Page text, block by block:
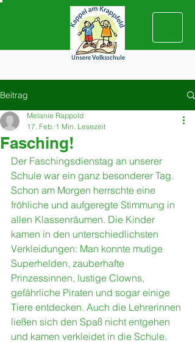
Beitrag
Fasching!
Melanie Rappold
17. Feb. 1 Min. Lesezeit
Der Faschingsdienstag an unserer
Schule war ein ganz besonderer Tag.
Schon am Morgen herrschte eine
fröhliche und aufgeregte Stimmung in
allen Klassenräumen. Die Kinder
kamen in den unterschiedlichsten
Verkleidungen: Man konnte mutige
Superhelden, zauberhafte
Prinzessinnen, lustige Clowns,
gefährliche Piraten und sogar einige
Tiere entdecken. Auch die Lehrerinnen
ließen sich den Spaß nicht entgehen
und kamen verkleidet in die Schule.